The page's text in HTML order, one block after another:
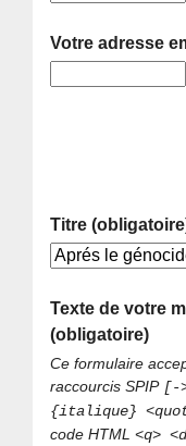
Votre adresse
Titre
Texte de votre
(obligatoire)
Ce formulaire
raccourcis SPIP [-
{italique}
code HTML<q>